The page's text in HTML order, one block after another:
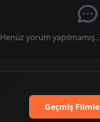
Henüz yorum
Geçmiş